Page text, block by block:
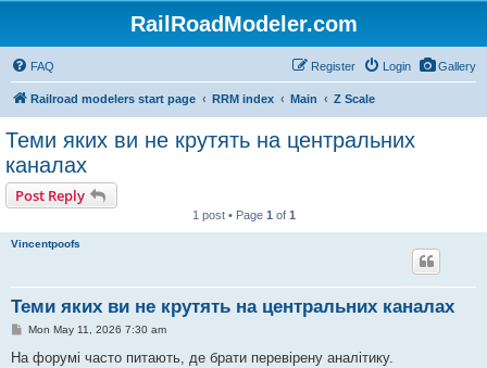
RailRoadModeler.com
Gallery
FAQ Login
Register
Railroad modelers start page RRM index Main Z Scale
Теми яких ви не крутять на центральних
каналах
Post Reply
1 post • Page 1 of 1
Vincentpoofs
Теми яких ви не крутять на центральних каналах
P
s
Mon May 11, 2026 7:30 am
На форумі часто питають, де брати перевірену аналітику.